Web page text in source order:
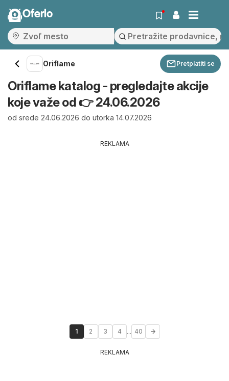
Oferlo
Oriflame Pretplatiti se
Oriflame katalog - pregledajte akcije
koje važe od 👉 24.06.2026
od srede 24.06.2026 do utorka 14.07.2026
REKLAMA
1 2 3 4 ... 40
REKLAMA